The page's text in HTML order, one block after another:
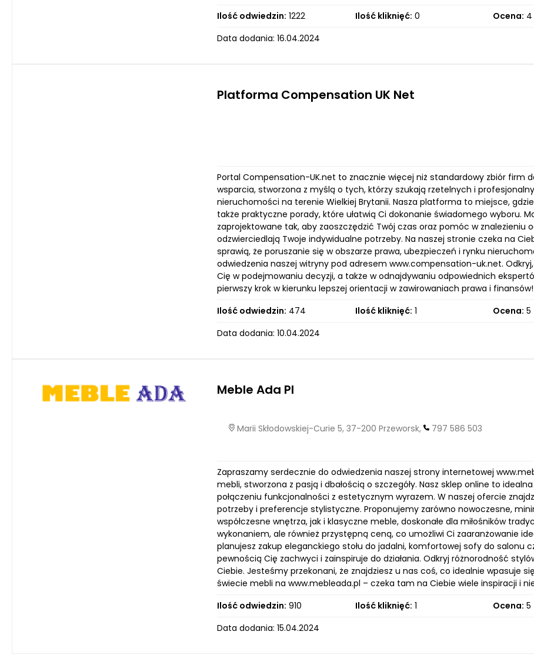
Ilość odwiedzin: 1222 Ilość kliknięć: 0 Ocena: 4
Data dodania: 16.04.2024
Platforma Compensation UK Net
Portal Compensation-UK.net to znacznie więcej niż standardowy zbiór firm
wsparcia, stworzona z myślą o tych, którzy szukają rzetelnych i
nieruchomości na terenie Wielkiej Brytanii. Nasza platforma to miejsce,
także praktyczne porady, które ułatwią Ci dokonanie świadomego wyboru.
zaprojektowane tak, aby zaoszczędzić Twój czas oraz pomóc w znalezieniu
odzwierciedlają Twoje indywidualne potrzeby. Na naszej stronie czeka na
sprawią, że poruszanie się w obszarze prawa, ubezpieczeń i rynku
odwiedzenia naszej witryny pod adresem www.compensation-uk.net.
Cię w podejmowaniu decyzji, a także w odnajdywaniu odpowiednich
pierwszy krok w kierunku lepszej orientacji w zawirowaniach prawa i finansów!
Ilość odwiedzin: 474 Ilość kliknięć: 1 Ocena: 5
Data dodania: 10.04.2024
Meble Ada Pl
Marii Skłodowskiej-Curie 5, 37-200 Przeworsk, 797 586 503
Zapraszamy serdecznie do odwiedzenia naszej strony internetowej
mebli, stworzona z pasją i dbałością o szczegóły. Nasz sklep online to
połączeniu funkcjonalności z estetycznym wyrazem. W naszej ofercie
potrzeby i preferencje stylistyczne. Proponujemy zarówno nowoczesne,
współczesne wnętrza, jak i klasyczne meble, doskonałe dla miłośników
wykonaniem, ale również przystępną ceną, co umożliwi Ci zaaranżowanie
planujesz zakup eleganckiego stołu do jadalni, komfortowej sofy do salonu
pewnością Cię zachwyci i zainspiruje do działania. Odkryj różnorodność
Ciebie. Jesteśmy przekonani, że znajdziesz u nas coś, co idealnie wpasuje
świecie mebli na www.mebleada.pl – czeka tam na Ciebie wiele inspiracji i
Ilość odwiedzin: 910 Ilość kliknięć: 1 Ocena: 5
Data dodania: 15.04.2024